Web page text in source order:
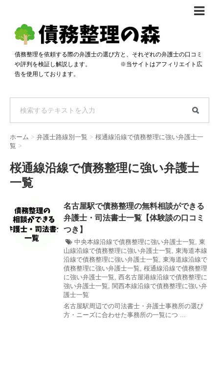
債務整理体験談
おすすめ
料金比較
自己破産・個人再生料金比較
過払い金料金比較
専門家の選び方
料金で選ぶ
着手金無料で選ぶ
女性専門で選ぶ
24時間年中無休で選ぶ
匿名借金相談
債務整理を依頼する際の弁護士の選び方と、それぞれの弁護士の口コミ
や評判を検証し解説します。 ※当サイトはアフィリエイト広
告を使用しております。
ホーム > 弁護士路線別一覧 > 桜通線沿線で債務整理に強い弁護士一
覧 >
桜通線沿線で債務整理に強い弁護士
一覧
名古屋駅で債務整理の無料相談ができる
弁護士・司法書士一覧【体験談の口コミ
つき】
中央本線沿線で債務整理に強い弁護士一覧, 東
山線沿線で債務整理に強い弁護士一覧, 東海道本線
沿線で債務整理に強い弁護士一覧, 東海道線沿線で
債務整理に強い弁護士一覧, 桜通線沿線で債務整理
に強い弁護士一覧, 西名古屋港線沿線で債務整理に
強い弁護士一覧, 関西本線沿線で債務整理に強い弁
護士一覧
名古屋駅周辺での司法書士・弁護士事務所の選び
方・ニーズに合わせた事務所の一覧につ ...